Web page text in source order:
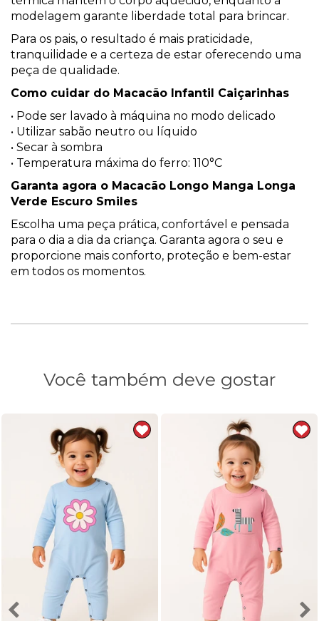
modelagem garante liberdade total para brincar.
Para os pais, o resultado é mais praticidade,
tranquilidade e a certeza de estar oferecendo uma
peça de qualidade.
Como cuidar do Macacão Infantil Caiçarinhas
• Pode ser lavado à máquina no modo delicado
• Utilizar sabão neutro ou líquido
• Secar à sombra
• Temperatura máxima do ferro: 110°C
Garanta agora o Macacão Longo Manga Longa
Verde Escuro Smiles
Escolha uma peça prática, confortável e pensada
para o dia a dia da criança. Garanta agora o seu e
proporcione mais conforto, proteção e bem-estar
em todos os momentos.
Você também deve gostar